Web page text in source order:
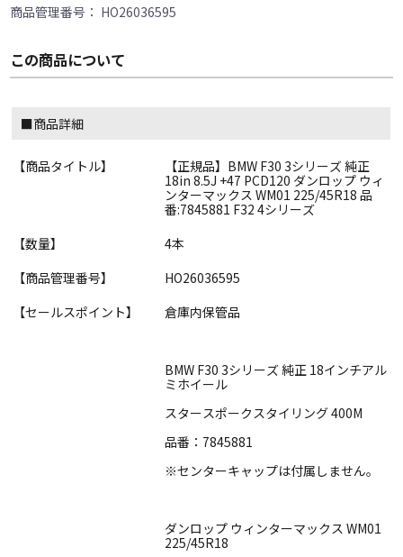
商品管理番号： HO26036595
この商品について
■商品詳細
【商品タイトル】
【正規品】BMW F30 3シリーズ 純正
18in 8.5J +47 PCD120 ダンロップ ウィ
ンターマックス WM01 225/45R18 品
番:7845881 F32 4シリーズ
【数量】
4本
【商品管理番号】
HO26036595
【セールスポイント】
倉庫内保管品
BMW F30 3シリーズ 純正 18インチアル
ミホイール
スタースポークスタイリング 400M
品番：7845881
※センターキャップは付属しません。
ダンロップ ウィンターマックス WM01
225/45R18